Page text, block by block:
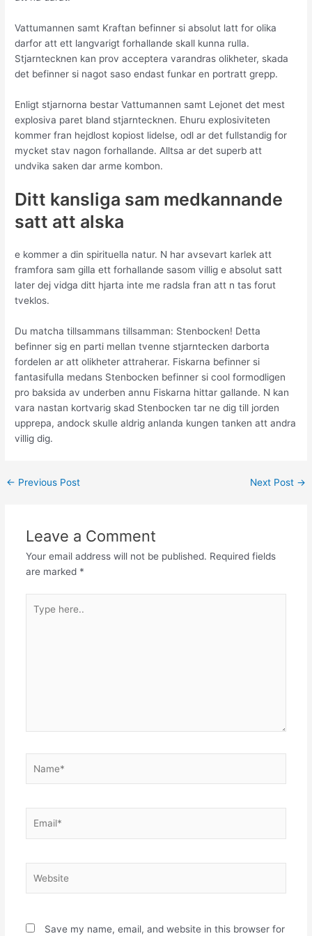
Vattumannen samt Kraftan befinner si absolut latt for olika
darfor att ett langvarigt forhallande skall kunna rulla.
Stjarntecknen kan prov acceptera varandras olikheter, skada
det befinner si nagot saso endast funkar en portratt grepp.
Enligt stjarnorna bestar Vattumannen samt Lejonet det mest
explosiva paret bland stjarntecknen. Ehuru explosiviteten
kommer fran hejdlost kopiost lidelse, odl ar det fullstandig for
mycket stav nagon forhallande. Alltsa ar det superb att
undvika saken dar arme kombon.
Ditt kansliga sam medkannande
satt att alska
e kommer a din spirituella natur. N har avsevart karlek att
framfora sam gilla ett forhallande sasom villig e absolut satt
later dej vidga ditt hjarta inte me radsla fran att n tas forut
tveklos.
Du matcha tillsammans tillsamman: Stenbocken! Detta
befinner sig en parti mellan tvenne stjarntecken darborta
fordelen ar att olikheter attraherar. Fiskarna befinner si
fantasifulla medans Stenbocken befinner si cool formodligen
pro baksida av underben annu Fiskarna hittar gallande. N kan
vara nastan kortvarig skad Stenbocken tar ne dig till jorden
upprepa, andock skulle aldrig anlanda kungen tanken att andra
villig dig.
← Previous Post Next Post →
Leave a Comment
Your email address will not be published. Required fields
are marked *
here..
Save my name, email, and website in this browser for